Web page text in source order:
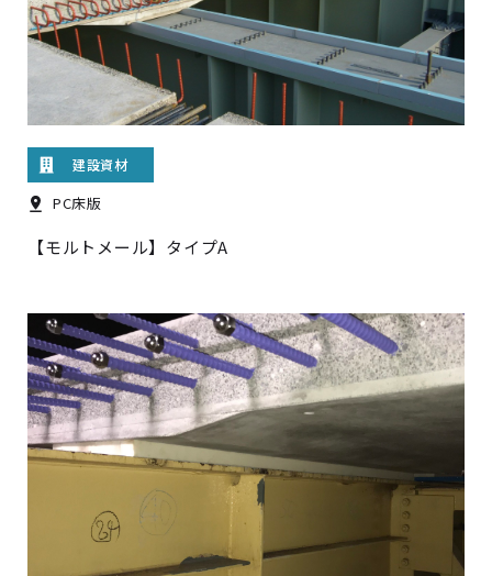
建設資材
PC床版
【モルトメール】タイプA